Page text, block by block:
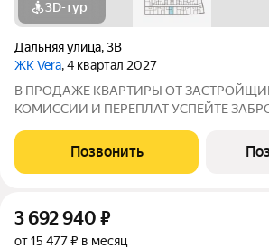
3D-тур
Дальняя улица,3В
ЖК Vera, 4 квартал 2027
В ПРОДАЖЕ КВАРТИРЫ ОТ
КОМИССИИ И ПЕРЕПЛАТ УСПЕЙТЕ ЗАБРОНИРОВАТЬ
4,6% НА ВЕСЬ СРОК КРЕДИТОВАНИЯ ПО
ИПОТЕКИ БРОНИРОВАНИЕ БЕСПЛАТНОЕ Адрес: г. Саранск,
Позвонить
3 692 940 ₽
от 15 477 ₽ в месяц